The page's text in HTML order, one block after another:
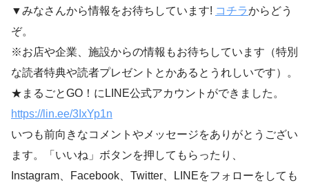
▼みなさんから情報をお待ちしています! コチラからどう
ぞ。
※お店や企業、施設からの情報もお待ちしています（特別
な読者特典や読者プレゼントとかあるとうれしいです）。
★まるごとGO！にLINE公式アカウントができました。
https://lin.ee/3IxYp1n
いつも前向きなコメントやメッセージをありがとうござい
ます。「いいね」ボタンを押してもらったり、
Instagram、Facebook、Twitter、LINEをフォローをしても